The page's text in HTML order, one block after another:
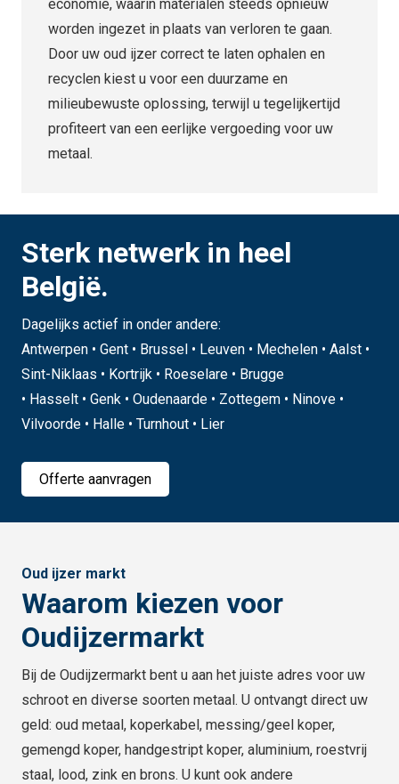
economie, waarin materialen steeds opnieuw
worden ingezet in plaats van verloren te gaan.
Door uw oud ijzer correct te laten ophalen en
recyclen kiest u voor een duurzame en
milieubewuste oplossing, terwijl u tegelijkertijd
profiteert van een eerlijke vergoeding voor uw
metaal.
Sterk netwerk in heel
België.
Dagelijks actief in onder andere:
Antwerpen • Gent • Brussel • Leuven • Mechelen • Aalst •
Sint-Niklaas • Kortrijk • Roeselare • Brugge
• Hasselt • Genk • Oudenaarde • Zottegem • Ninove •
Vilvoorde • Halle • Turnhout • Lier
Offerte aanvragen
Oud ijzer markt
Waarom kiezen voor
Oudijzermarkt
Bij de Oudijzermarkt bent u aan het juiste adres voor uw
schroot en diverse soorten metaal. U ontvangt direct uw
geld: oud metaal, koperkabel, messing/geel koper,
gemengd koper, handgestript koper, aluminium, roestvrij
staal, lood, zink en brons. U kunt ook andere